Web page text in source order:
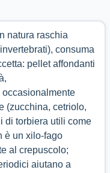
natura raschia
consuma
pellet affondanti
(zucchina, cetriolo,
di torbiera utili come
è un xilo-fago
al crepuscolo;
aiutano a